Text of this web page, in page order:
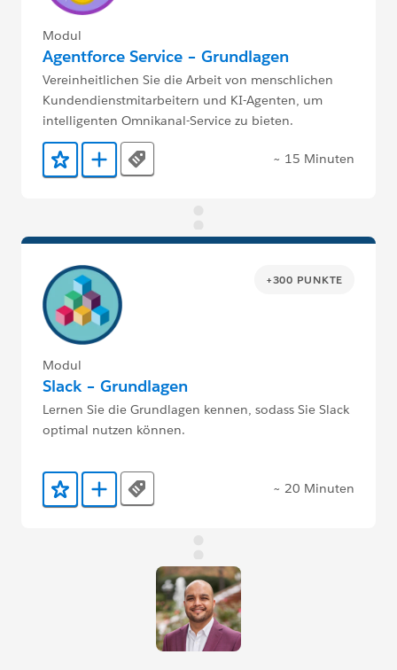
Modul
Agentforce Service – Grundlagen
Vereinheitlichen Sie die Arbeit von menschlichen
Kundendienstmitarbeitern und KI-Agenten, um
intelligenten Omnikanal-Service zu bieten.
Zu Favoriten hinzufügen
Zu Trailmix hinzufügen
Tags ~ 15 Minuten
+300 PUNKTE
Modul
Slack – Grundlagen
Lernen Sie die Grundlagen kennen, sodass Sie Slack
optimal nutzen können.
Zu Favoriten hinzufügen
Zu Trailmix hinzufügen
Tags ~ 20 Minuten